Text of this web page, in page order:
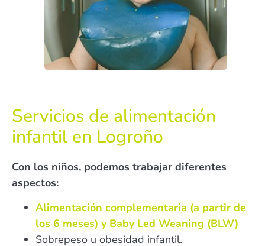
Servicios de alimentación
infantil en Logroño
Con los niños, podemos trabajar diferentes
aspectos:
Alimentación complementaria (a partir de
los 6 meses) y Baby Led Weaning (BLW)
Sobrepeso u obesidad infantil.